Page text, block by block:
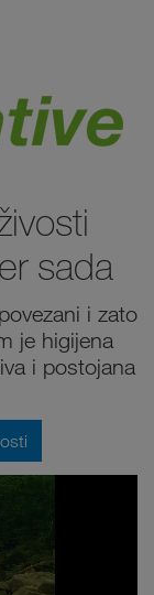
sada
i zato
je higijena
i postojana